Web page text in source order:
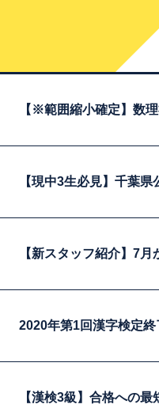
【※範囲縮小確定】数
【現中3生必見】千葉
【新スタッフ紹介】7
2020年第1回漢字検定終
【漢検3級】合格への